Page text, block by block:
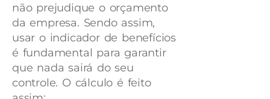
não prejudique o orçamento
da empresa. Sendo assim,
usar o indicador de benefícios
é fundamental para garantir
que nada sairá do seu
controle. O cálculo é feito